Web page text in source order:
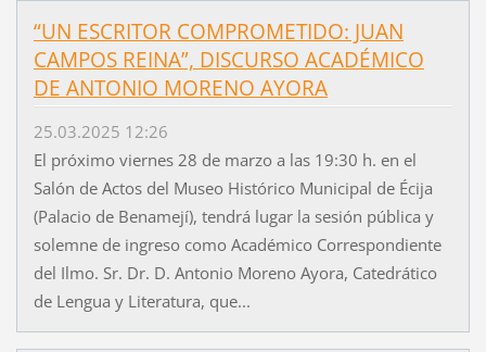
“UN ESCRITOR COMPROMETIDO: JUAN
CAMPOS REINA”, DISCURSO ACADÉMICO
DE ANTONIO MORENO AYORA
25.03.2025 12:26
El próximo viernes 28 de marzo a las 19:30 h. en el
Salón de Actos del Museo Histórico Municipal de Écija
(Palacio de Benamejí), tendrá lugar la sesión pública y
solemne de ingreso como Académico Correspondiente
del Ilmo. Sr. Dr. D. Antonio Moreno Ayora, Catedrático
de Lengua y Literatura, que...